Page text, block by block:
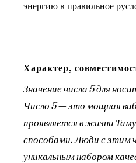
энергию в правильное
Характер,
Значение числа 5 для
Число 5 — это мощная
проявляется в жизни
способами. Люди с этим
уникальным набором